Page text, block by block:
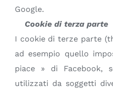
Google.
Cookie di terza parte
I cookie di terze parte
ad esempio quello
piace » di Facebook,
utilizzati da soggetti